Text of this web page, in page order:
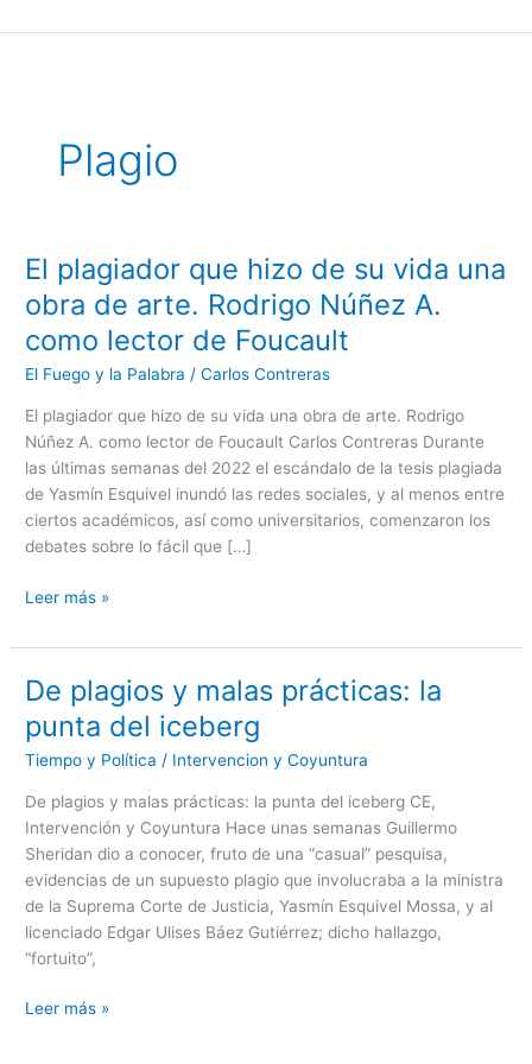
al
Plagio
El plagiador que hizo de su vida una
obra de arte. Rodrigo Núñez A.
como lector de Foucault
El Fuego y la Palabra /Carlos Contreras
El plagiador que hizo de su vida una obra de arte. Rodrigo
Núñez A. como lector de Foucault Carlos Contreras Durante
las últimas semanas del 2022 el escándalo de la tesis plagiada
de Yasmín Esquivel inundó las redes sociales, y al menos entre
ciertos académicos, así como universitarios, comenzaron los
debates sobre lo fácil que […]
El
plagiador
que
hizo
de
vida
una
obra
de
arte.
Rodrigo
A.
de
Foucault
Leer más »
De plagios y malas prácticas: la
punta del iceberg
Tiempo y Política / Intervencion y Coyuntura
De plagios y malas prácticas: la punta del iceberg CE,
Intervención y Coyuntura Hace unas semanas Guillermo
Sheridan dio a conocer, fruto de una “casual” pesquisa,
evidencias de un supuesto plagio que involucraba a la ministra
de la Suprema Corte de Justicia, Yasmín Esquivel Mossa, y al
licenciado Edgar Ulises Báez Gutiérrez; dicho hallazgo,
“fortuito”,
De
plagios
y
malas
Leer más »